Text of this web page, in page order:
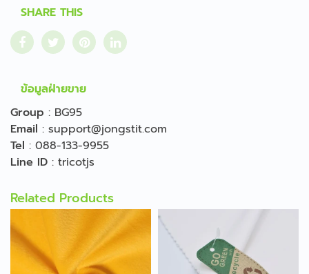
SHARE THIS
ข้อมูลฝ่ายขาย
Group : BG95
Email : support@jongstit.com
Tel : 088-133-9955
Line ID : tricotjs
Related Products